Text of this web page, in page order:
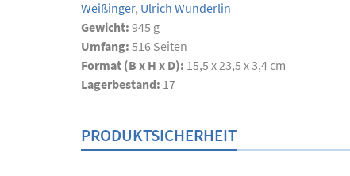
Weißinger, Ulrich Wunderlin
Gewicht: 945 g
Umfang: 516 Seiten
Format (B x H x D): 15,5 x 23,5 x 3,4 cm
Lagerbestand: 17
PRODUKTSICHERHEIT